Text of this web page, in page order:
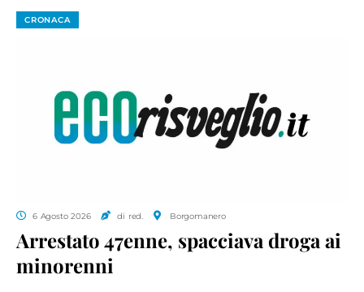
CRONACA
6 Agosto 2026 di red. Borgomanero
Arrestato 47enne, spacciava droga ai
minorenni